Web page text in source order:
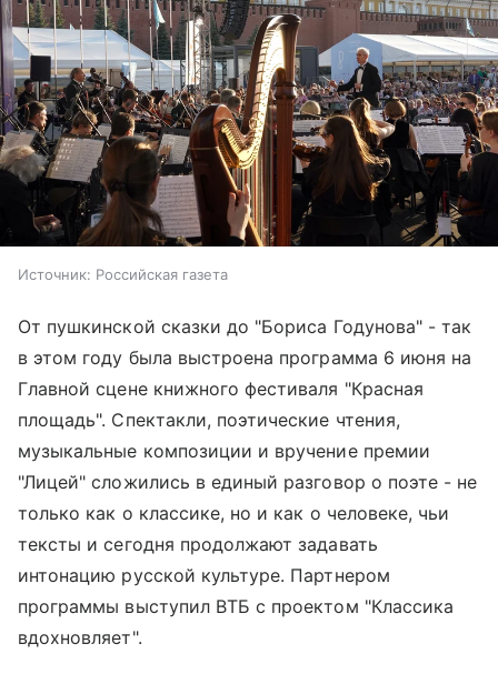
Источник: Российская газета
От пушкинской сказки до "Бориса Годунова" - так
в этом году была выстроена программа 6 июня на
Главной сцене книжного фестиваля "Красная
площадь". Спектакли, поэтические чтения,
музыкальные композиции и вручение премии
"Лицей" сложились в единый разговор о поэте - не
только как о классике, но и как о человеке, чьи
тексты и сегодня продолжают задавать
интонацию русской культуре. Партнером
программы выступил ВТБ с проектом "Классика
вдохновляет".